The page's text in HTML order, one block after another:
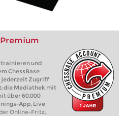
trainieren und
ChessBase
jederzeit Zugriff
die Mediathek mit
über 60.000
App, Live
Online-Fritz,